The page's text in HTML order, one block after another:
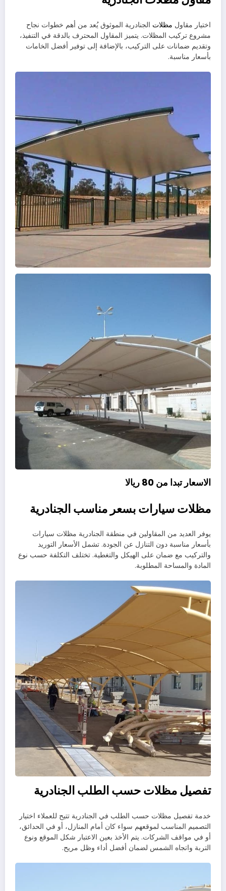
اختيار مقاول مظلات الجنادرية الموثوق يُعد من أهم خطوات نجاح
مشروع تركيب المظلات. يتميز المقاول المحترف بالدقة في التنفيذ،
وتقديم ضمانات على التركيب، بالإضافة إلى توفير أفضل الخامات
بأسعار مناسبة.
الاسعار تبدا من 80 ريالا
مظلات سيارات بسعر مناسب الجنادرية
يوفر العديد من المقاولين في منطقة الجنادرية مظلات سيارات
بأسعار مناسبة دون التنازل عن الجودة. تشمل الأسعار التوريد
والتركيب مع ضمان على الهيكل والتغطية. تختلف التكلفة حسب نوع
المادة والمساحة المطلوبة.
تفصيل مظلات حسب الطلب الجنادرية
خدمة تفصيل مظلات حسب الطلب في الجنادرية تتيح للعملاء اختيار
التصميم المناسب لموقعهم سواء كان أمام المنازل، أو في الحدائق،
أو في مواقف الشركات. يتم الأخذ بعين الاعتبار شكل الموقع ونوع
التربة واتجاه الشمس لضمان أفضل أداء وظل مريح.